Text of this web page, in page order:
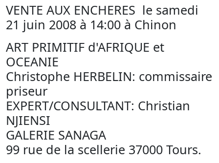
VENTE AUX ENCHERES le samedi
21 juin 2008 à 14:00 à Chinon
ART PRIMITIF d'AFRIQUE et
OCEANIE
Christophe HERBELIN: commissaire
priseur
EXPERT/CONSULTANT: Christian
NJIENSI
GALERIE SANAGA
99 rue de la scellerie 37000 Tours.